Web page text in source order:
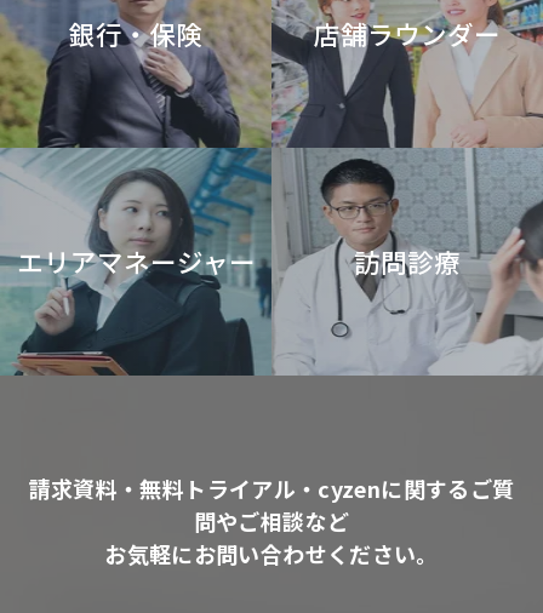
銀行・保険 店舗ラウンダー
エリアマネージャー 訪問診療
請求資料・無料トライアル・cyzenに関するご質
問やご相談など
お気軽にお問い合わせください。